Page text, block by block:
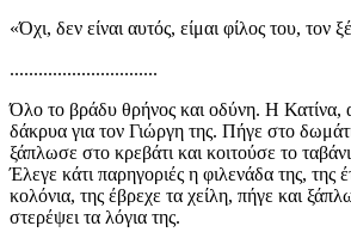
«Όχι, δεν είναι αυτός, είμαι φίλος του,
...............................
Όλο το βράδυ θρήνος και οδύνη. Η Κατίνα,
δάκρυα για τον Γιώργη της. Πήγε στο
ξάπλωσε στο κρεβάτι και κοιτούσε το
Έλεγε κάτι παρηγοριές η φιλενάδα της, της
κολόνια, της έβρεχε τα χείλη, πήγε και
στερέψει τα λόγια της.